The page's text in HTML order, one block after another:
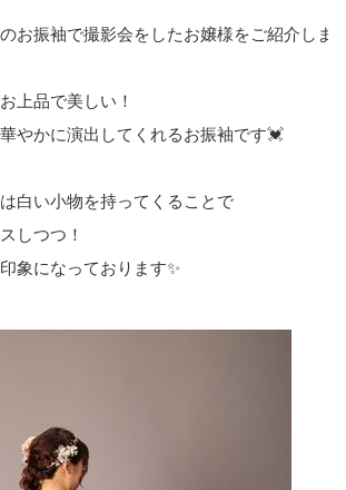
お振袖で撮影会をしたお嬢様をご紹介しま
上品で美しい！
やかに演出してくれるお振袖です💓
白い小物を持ってくることで
しつつ！
象になっております✨